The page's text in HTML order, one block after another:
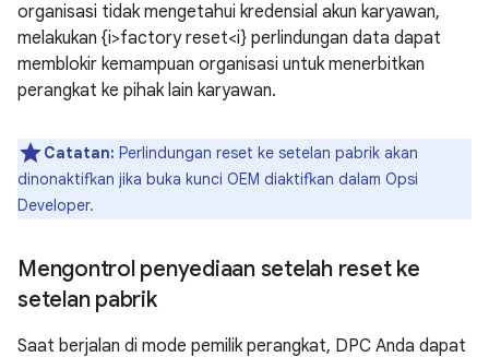
organisasi tidak mengetahui kredensial akun karyawan,
melakukan {i>factory reset<i} perlindungan data dapat
memblokir kemampuan organisasi untuk menerbitkan
perangkat ke pihak lain karyawan.
Catatan: Perlindungan reset ke setelan pabrik akan
dinonaktifkan jika buka kunci OEM diaktifkan dalam Opsi
Developer.
Mengontrol penyediaan setelah reset ke
setelan pabrik
Saat berjalan di mode pemilik perangkat, DPC Anda dapat